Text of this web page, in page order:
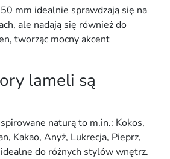
mm idealnie sprawdzają się na
, ale nadają się również do
, tworząc mocny akcent
lameli są
naturą to m.in.: Kokos,
Kakao, Anyż, Lukrecja, Pieprz,
do różnych stylów wnętrz.